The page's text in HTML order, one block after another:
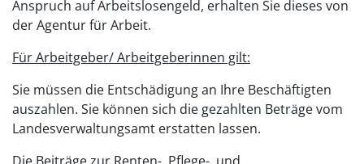
Anspruch auf Arbeitslosengeld, erhalten Sie dieses von
der Agentur für Arbeit.
Für Arbeitgeber/ Arbeitgeberinnen gilt:
Sie müssen die Entschädigung an Ihre Beschäftigten
auszahlen. Sie können sich die gezahlten Beträge vom
Landesverwaltungsamt erstatten lassen.